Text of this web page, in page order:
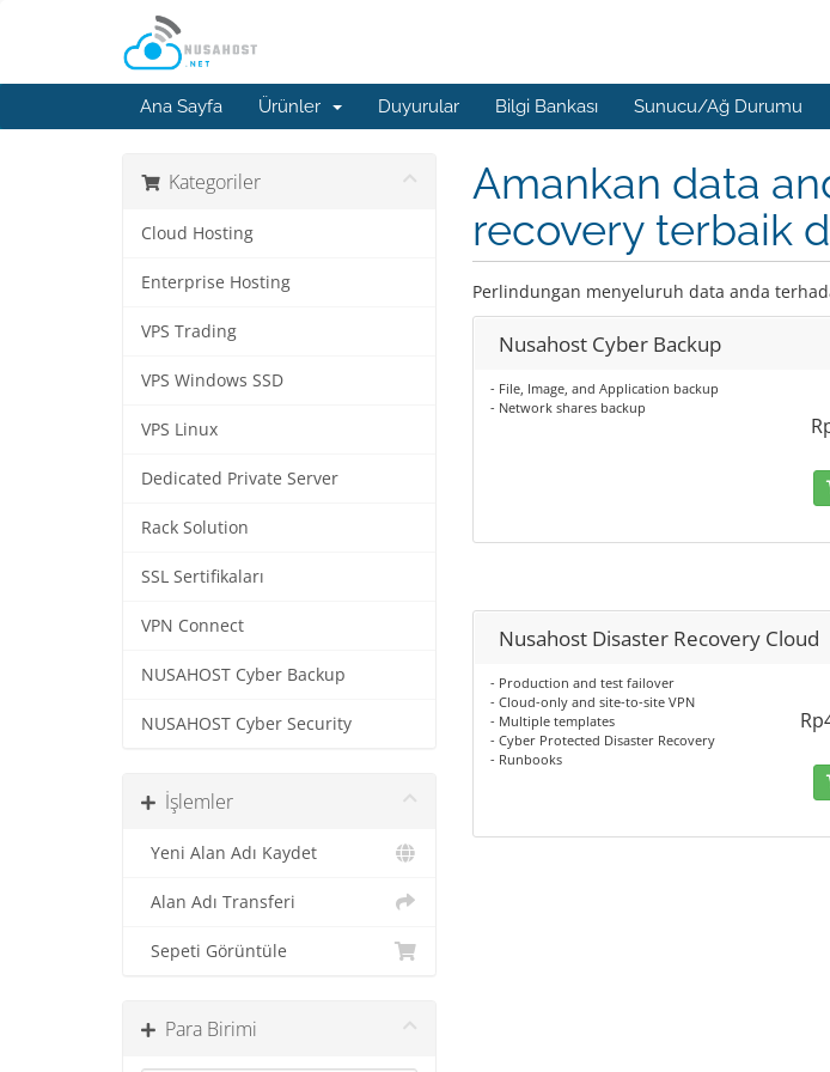
Ana Sayfa Ürünler Duyurular Bilgi Bankası Sunucu/Ağ Durumu
Kategoriler
Cloud Hosting
Enterprise Hosting
VPS Trading
VPS Windows SSD
VPS Linux
Dedicated Private Server
Rack Solution
SSL Sertifikaları
VPN Connect
NUSAHOST Cyber Backup
NUSAHOST Cyber Security
İşlemler
Yeni Alan Adı Kaydet
Alan Adı Transferi
Sepeti Görüntüle
Para Birimi
Amankan data
recovery terbaik
Perlindungan menyeluruh data anda
Nusahost Cyber Backup
- File, Image, and Application backup
- Network shares backup
Nusahost Disaster Recovery Cloud
- Production and test failover
- Cloud-only and site-to-site VPN
- Multiple templates
- Cyber Protected Disaster Recovery
- Runbooks